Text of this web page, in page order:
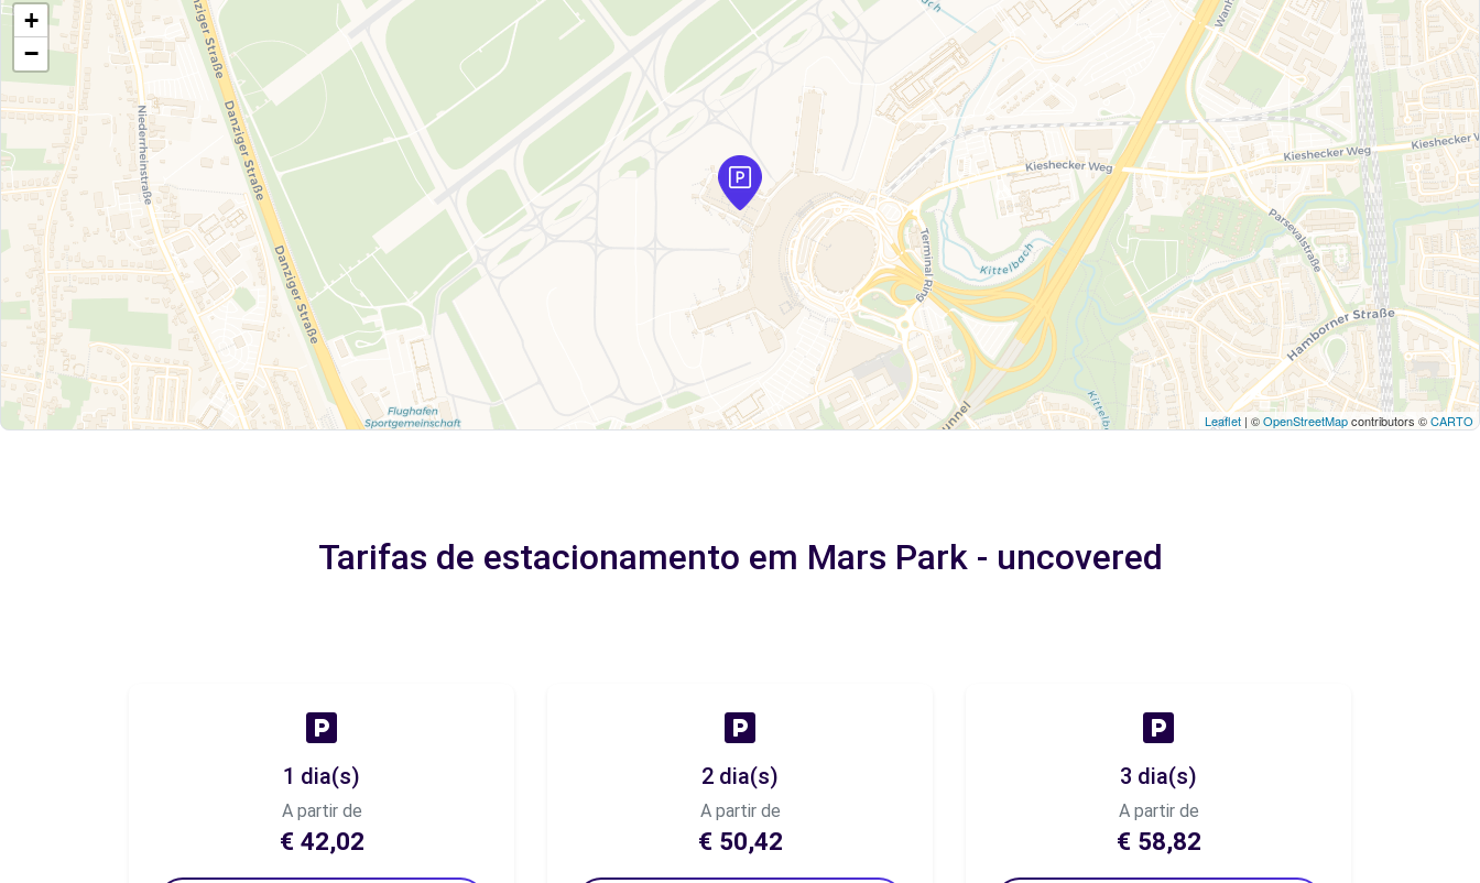
+
−
Leaflet | ©OpenStreetMapcontributors ©CARTO
Tarifas de estacionamento em Mars Park - uncovered
1 dia(s)
A partir de
€ 42,02
2 dia(s)
A partir de
€ 50,42
3 dia(s)
A partir de
€ 58,82